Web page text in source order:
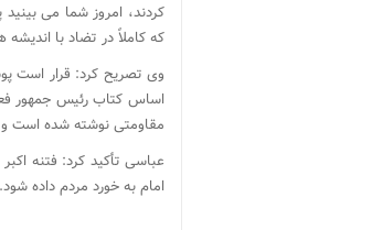
کردند، امروز شما می
که کاملاً در تضاد با
وی تصریح کرد: قرار است
اساس کتاب رئیس جمهور
مقاومتی نوشته شده است
عباسی تأکید کرد: فتنه
امام به خورد مردم داده شود.